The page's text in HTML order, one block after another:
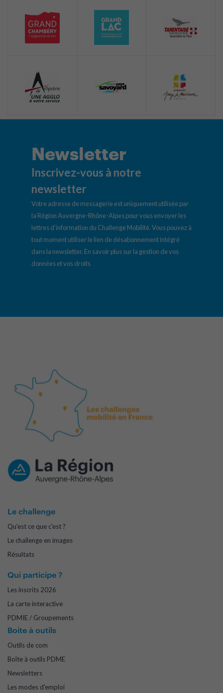
Newsletter
Inscrivez-vous à notre
newsletter
Votre adresse de messagerie est uniquement utilisée par
la Région Auvergne-Rhône-Alpes pour vous envoyer les
lettres d’information du Challenge Mobilité. Vous pouvez à
tout moment utiliser le lien de désabonnement intégré
dans la newsletter. En savoir plus sur la gestion de vos
données et vos droits
Le challenge
Qu'est ce que c'est ?
Le challenge en images
Résultats
Qui participe ?
Les inscrits 2026
La carte interactive
PDMIE / Groupements
Boite à outils
Outils de com
Boîte à outils PDME
Newsletters
Les modes d'emploi